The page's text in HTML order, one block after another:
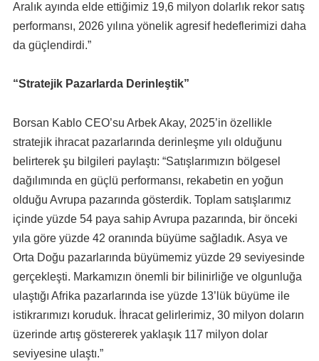
Aralık ayında elde ettiğimiz 19,6 milyon dolarlık rekor satış
performansı, 2026 yılına yönelik agresif hedeflerimizi daha
da güçlendirdi.”
“Stratejik Pazarlarda Derinleştik”
Borsan Kablo CEO’su Arbek Akay, 2025’in özellikle
stratejik ihracat pazarlarında derinleşme yılı olduğunu
belirterek şu bilgileri paylaştı: “Satışlarımızın bölgesel
dağılımında en güçlü performansı, rekabetin en yoğun
olduğu Avrupa pazarında gösterdik. Toplam satışlarımız
içinde yüzde 54 paya sahip Avrupa pazarında, bir önceki
yıla göre yüzde 42 oranında büyüme sağladık. Asya ve
Orta Doğu pazarlarında büyümemiz yüzde 29 seviyesinde
gerçekleşti. Markamızın önemli bir bilinirliğe ve olgunluğa
ulaştığı Afrika pazarlarında ise yüzde 13’lük büyüme ile
istikrarımızı koruduk. İhracat gelirlerimiz, 30 milyon doların
üzerinde artış göstererek yaklaşık 117 milyon dolar
seviyesine ulaştı.”